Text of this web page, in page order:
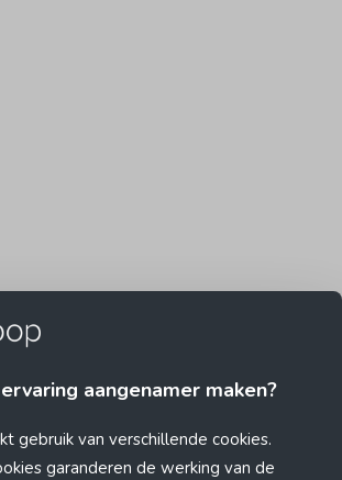
aangenamer maken?
gebruik van verschillende cookies.
garanderen de werking van de